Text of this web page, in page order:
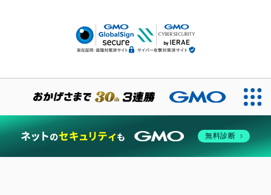
無料診断